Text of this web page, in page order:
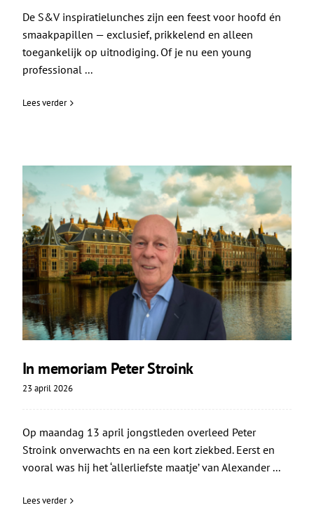
De S&V inspiratielunches zijn een feest voor hoofd én
smaakpapillen — exclusief, prikkelend en alleen
toegankelijk op uitnodiging. Of je nu een young
professional ...
Lees verder
In memoriam Peter Stroink
23 april 2026
Op maandag 13 april jongstleden overleed Peter
Stroink onverwachts en na een kort ziekbed. Eerst en
vooral was hij het ‘allerliefste maatje’ van Alexander ...
Lees verder